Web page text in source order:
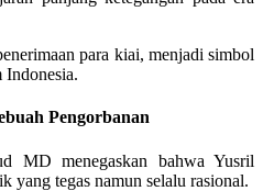
para kiai, menjadi simbol
Indonesia.
Pengorbanan
MD menegaskan bahwa Yusril
yang tegas namun selalu rasional.